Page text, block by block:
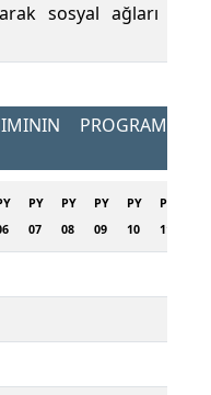
sosyal ağları
PROGRAM
PY
07
PY
08
PY
09
PY
10
PY
11